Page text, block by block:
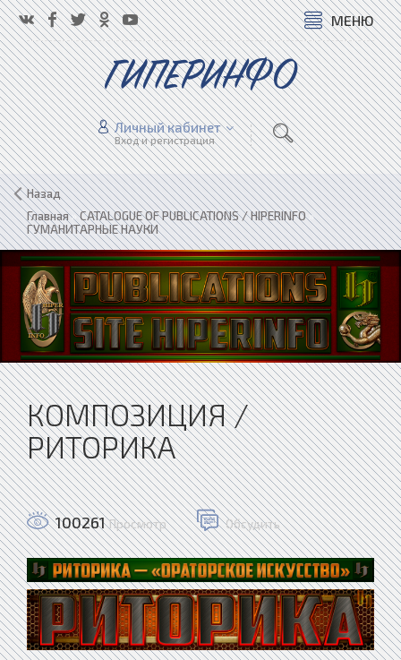
МЕНЮ
ГИПЕРИНФО
Личный кабинет
Вход и регистрация
Назад
Главная»CATALOGUE OF PUBLICATIONS / HIPERINFO»
ГУМАНИТАРНЫЕ НАУКИ
КОМПОЗИЦИЯ /
РИТОРИКА
100261 Просмотр Обсудить